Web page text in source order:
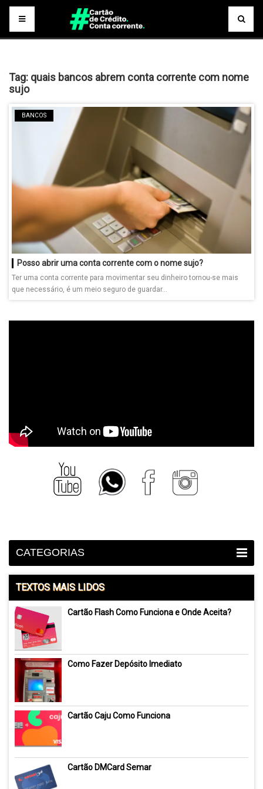
Tag: quais bancos abrem conta corrente com nome
sujo
BANCOS
Posso abrir uma conta corrente com o nome sujo?
Ter uma conta corrente para movimentar seu dinheiro tornou-se mais
que necessário, é um meio seguro de guardar...
CATEGORIAS
TEXTOS MAIS LIDOS
Cartão Flash Como Funciona e Onde Aceita?
Como Fazer Depósito Imediato
Cartão Caju Como Funciona
Cartão DMCard Semar